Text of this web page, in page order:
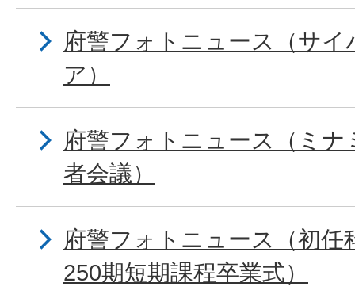
府警フォトニュース（サ
ア）
府警フォトニュース（ミナ
者会議）
府警フォトニュース（初任
250期短期課程卒業式）